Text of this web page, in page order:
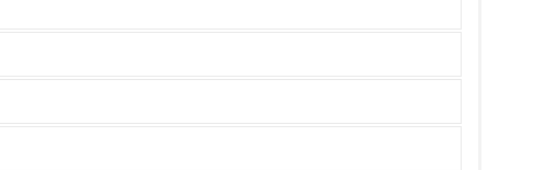
ている
具体的な販売目標や計画を立てている